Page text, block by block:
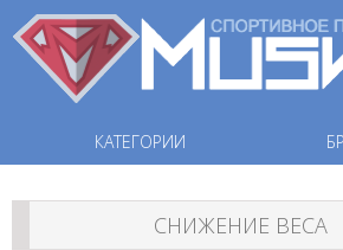
КАТЕГОРИИ
СНИЖЕНИЕ ВЕСА